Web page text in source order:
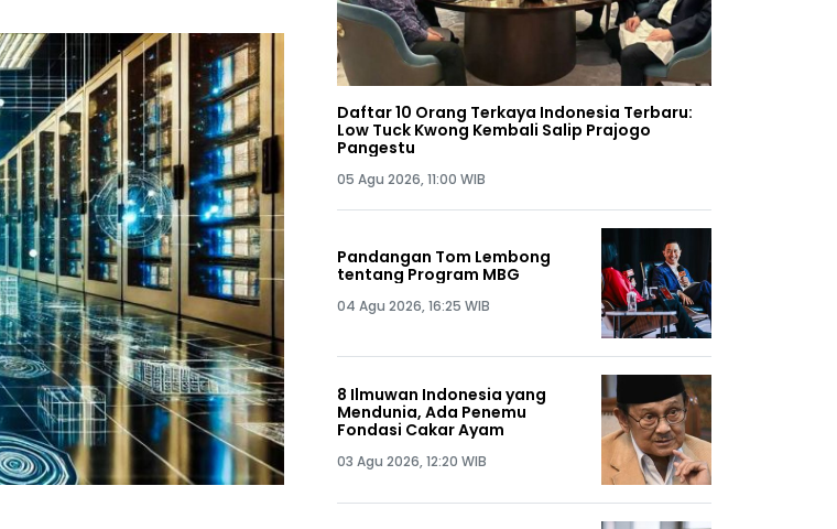
Daftar 10 Orang Terkaya Indonesia Terbaru:
Low Tuck Kwong Kembali Salip Prajogo
Pangestu
05 Agu 2026, 11:00 WIB
Pandangan Tom Lembong
tentang Program MBG
04 Agu 2026, 16:25 WIB
8 Ilmuwan Indonesia yang
Mendunia, Ada Penemu
Fondasi Cakar Ayam
03 Agu 2026, 12:20 WIB